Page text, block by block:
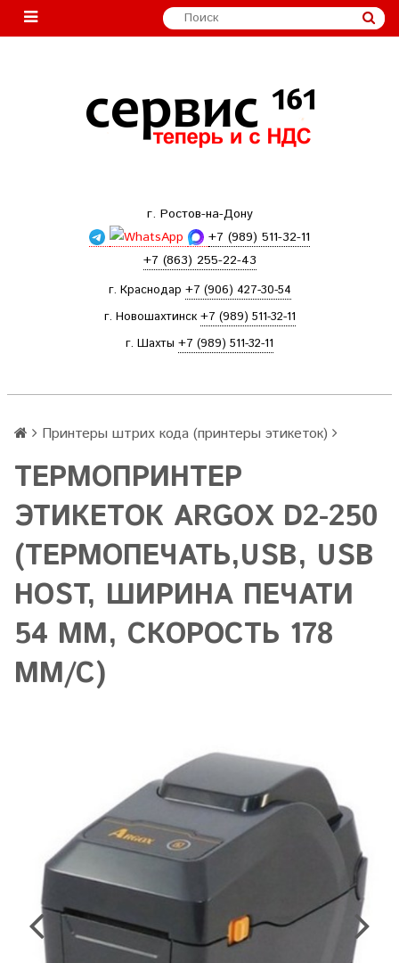
г. Ростов-на-Дону
+7 (989) 511-32-11
+7 (863) 255-22-43
г. Краснодар +7 (906) 427-30-54
г. Новошахтинск +7 (989) 511-32-11
г. Шахты +7 (989) 511-32-11
Принтеры штрих кода (принтеры этикеток)
ТЕРМОПРИНТЕР
ЭТИКЕТОК ARGOX D2-250
(ТЕРМОПЕЧАТЬ,USB, USB
HOST, ШИРИНА ПЕЧАТИ
54 ММ, СКОРОСТЬ 178
ММ/С)